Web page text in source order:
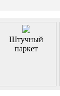
Штучный
паркет